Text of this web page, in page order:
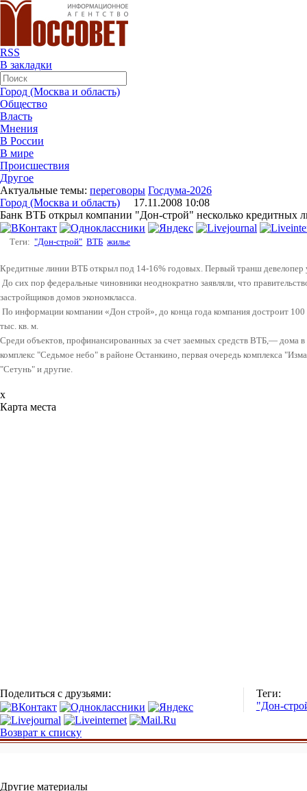
RSS
В закладки
Город (Москва и область)
Общество
Власть
Мнения
В России
В мире
Происшествия
Другое
Актуальные темы: переговоры Госдума-2026
Город (Москва и область) 17.11.2008 10:08
Банк ВТБ открыл компании "Дон-строй" несколько кредитных
Теги: "Дон-строй" ВТБ жилье
Кредитные линии ВТБ открыл под 14-16% годовых. Первый транш девелопер
До сих пор федеральные чиновники неоднократно заявляли, что
застройщиков домов экономкласса.
По информации компании «Дон строй», до конца года компания достроит
тыс. кв. м.
Среди объектов, профинансированных за счет заемных средств ВТБ,— дома
комплекс "Седьмое небо" в районе Останкино, первая очередь комплекса
"Сетунь" и другие.
x
Карта места
Поделиться с друзьями:
Теги:
"Дон-
Возврат к списку
Другие материалы